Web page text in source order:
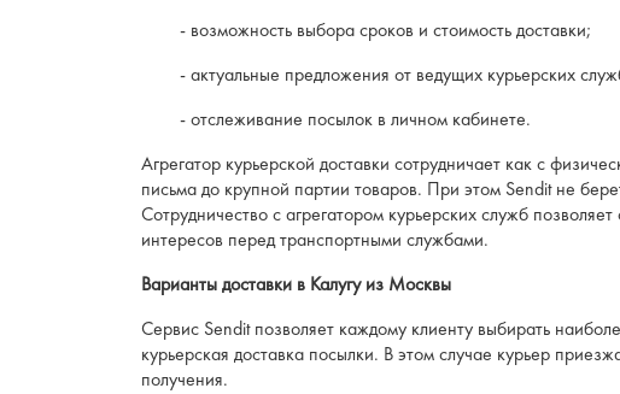
- возможность выбора сроков и стоимость доставки;
- актуальные предложения от ведущих курьерских
- отслеживание посылок в личном кабинете.
Агрегатор курьерской доставки сотрудничает как с
письма до крупной партии товаров. При этом Sendit не
Сотрудничество с агрегатором курьерских служб
интересов перед транспортными службами.
Варианты доставки в Калугу из Москвы
Сервис Sendit позволяет каждому клиенту выбирать
курьерская доставка посылки. В этом случае курьер
получения.